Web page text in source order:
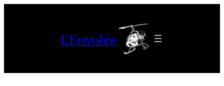
L'Envolée